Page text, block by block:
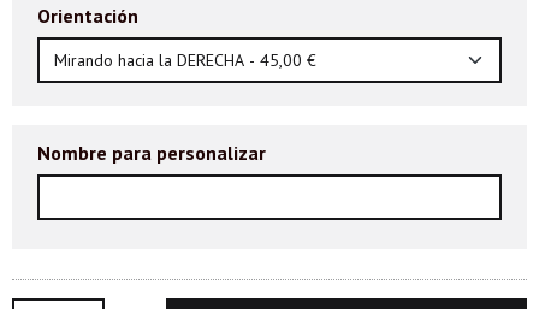
Orientación
Nombre para personalizar